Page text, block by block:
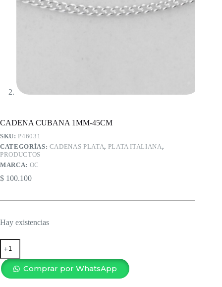
CADENA CUBANA 1MM-45CM
SKU:P46031
CATEGORÍAS: CADENAS PLATA, PLATA ITALIANA,
PRODUCTOS
MARCA: OC
$ 100.100
Hay existencias
CADENA
CUBANA
1MM-
45CM
cantidad
Comprar por WhatsApp